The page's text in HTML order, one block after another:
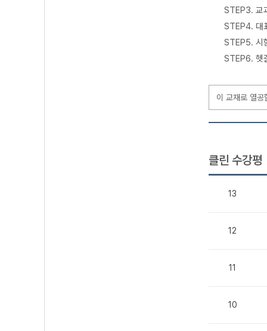
STEP3. 교
STEP4. 대
STEP5. 시
STEP6. 헷
이 교재로 열
클린 수강평
13
12
11
10